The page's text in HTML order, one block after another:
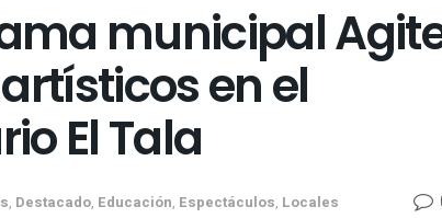
municipal
en el
El Tala
, Destacado, Educación, Espectáculos, Locales